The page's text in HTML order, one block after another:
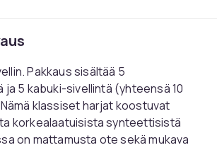
Pakkaus sisältää 5
ja 5 kabuki-sivellintä (yhteensä 10
klassiset harjat koostuvat
korkealaatuisista synteettisistä
on mattamusta ote sekä mukava